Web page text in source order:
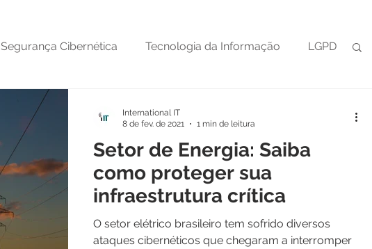
Segurança Cibernética Tecnologia da Informação LGPD
Setor de Energia: Saiba
como proteger sua
infraestrutura crítica
O setor elétrico brasileiro tem sofrido diversos
ataques cibernéticos que chegaram a interromper
International IT
8 de fev. de 2021
1 min de leitura